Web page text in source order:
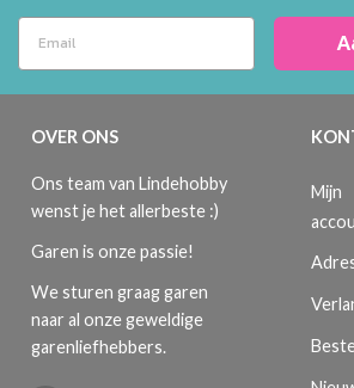
OVER ONS
Ons team van Lindehobby
wenst je het allerbeste :)
Garen is onze passie!
We sturen graag garen
naar al onze geweldige
garenliefhebbers.
Mijn